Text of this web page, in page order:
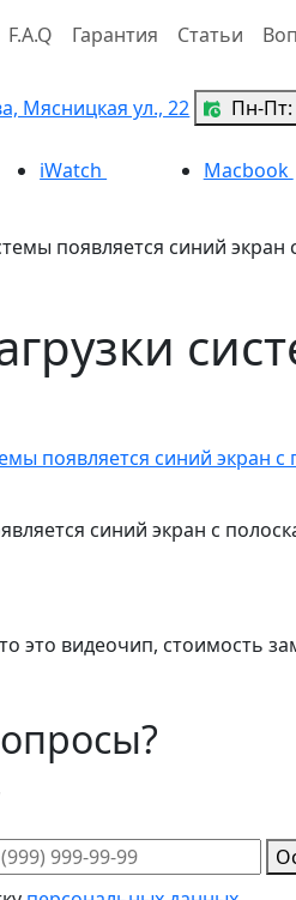
F.A.Q Гарантия Статьи
Мясницкая ул., 22 Пн-Пт:
iWatch Macbook
появляется синий экран
появляется синий экран с
синий экран с
это видеочип, стоимость